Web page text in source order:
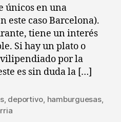
únicos en una
este caso Barcelona).
tiene un interés
Si hay un plato o
por la
es sin duda la […]
, deportivo hamburguesas,